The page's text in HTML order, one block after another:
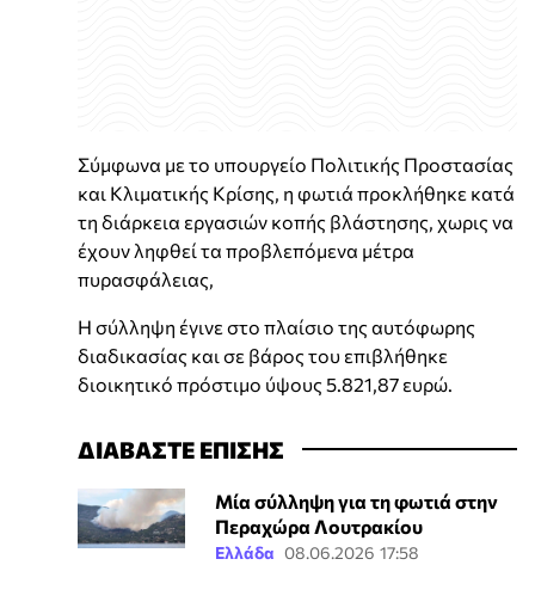
Σύμφωνα με το υπουργείο Πολιτικής Προστασίας
και Κλιματικής Κρίσης, η φωτιά προκλήθηκε κατά
τη διάρκεια εργασιών κοπής βλάστησης, χωρις να
έχουν ληφθεί τα προβλεπόμενα μέτρα
πυρασφάλειας,
Η σύλληψη έγινε στο πλαίσιο της αυτόφωρης
διαδικασίας και σε βάρος του επιβλήθηκε
διοικητικό πρόστιμο ύψους 5.821,87 ευρώ.
ΔΙΑΒΑΣΤΕ ΕΠΙΣΗΣ
Μία σύλληψη για τη φωτιά στην
Περαχώρα Λουτρακίου
Ελλάδα 08.06.2026 17:58